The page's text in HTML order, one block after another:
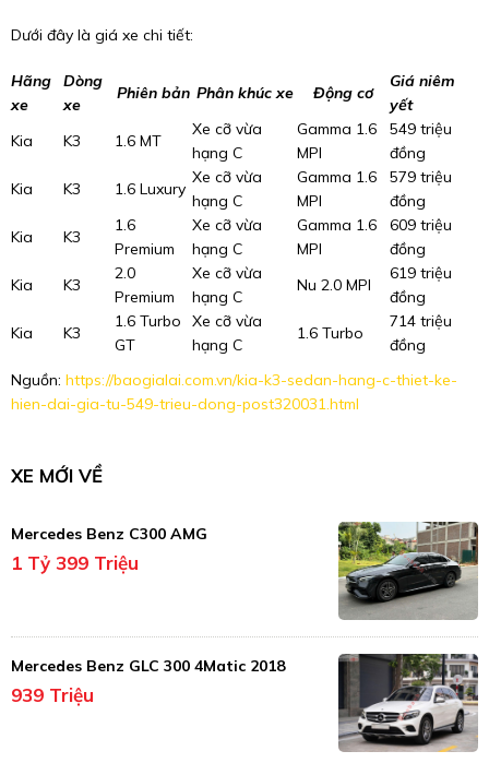
Dưới đây là giá xe chi tiết:
Hãng
xe
Dòng
xe
Phiên bản Phân khúc xe Động cơ
Giá niêm
yết
Kia
K3 1.6 MT
Xe cỡ vừa
hạng C
Gamma 1.6
MPI
549 triệu
đồng
Kia
K3 1.6 Luxury
Xe cỡ vừa
hạng C
Gamma 1.6
MPI
579 triệu
đồng
Kia
K3
1.6
Premium
Xe cỡ vừa
hạng C
Gamma 1.6
MPI
609 triệu
đồng
Kia
K3
2.0
Premium
Xe cỡ vừa
hạng C
Nu 2.0 MPI
619 triệu
đồng
Kia
K3
1.6 Turbo
GT
Xe cỡ vừa
hạng C
1.6 Turbo
714 triệu
đồng
Nguồn: https://baogialai.com.vn/kia-k3-sedan-hang-c-thiet-ke-
hien-dai-gia-tu-549-trieu-dong-post320031.html
XE MỚI VỀ
Mercedes Benz C300 AMG
1 Tỷ 399 Triệu
Mercedes Benz GLC 300 4Matic 2018
939 Triệu